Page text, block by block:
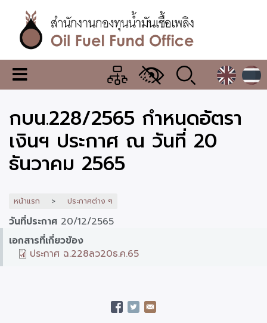
เนื้อหา
หลักสำนักงาน
กองทุน
น้ำมัน
เชื้อ
เพลิง
เมนู
เปลี่ยน
แสดง
ผล
กบน.228/2565 กำหนดอัตรา
เงินฯ ประกาศ ณ วันที่ 20
ธันวาคม 2565
หน้าแรก ประกาศต่าง ๆ
วันที่ประกาศ 20/12/2565
เอกสารที่เกี่ยวข้อง
ประกาศ ฉ.228ลว20ธ.ค.65